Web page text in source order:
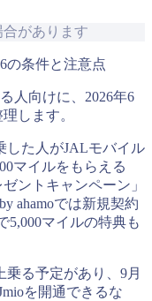
があります
人向けに、2026年6
します。
した人がJALモバイル
マイルをもらえる
ントキャンペーン」
ahamoでは新規契約
5,000マイルの特典も
乗る予定があり、9月
を開通できるな